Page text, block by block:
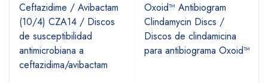
Ceftazidime / Avibactam
(10/4) CZA14 / Discos
de susceptibilidad
antimicrobiana a
ceftazidima/avibactam
Oxoid™ Antibiogram
Clindamycin Discs /
Discos de clindamicina
para antibiograma Oxoid™